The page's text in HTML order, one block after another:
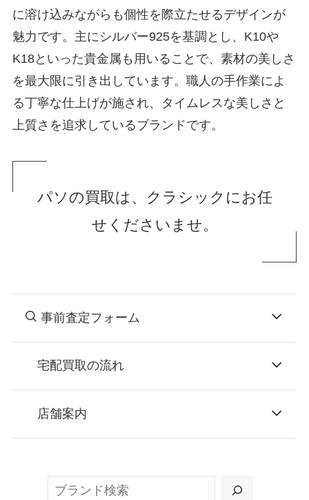
に溶け込みながらも個性を際立たせるデザインが
魅力です。主にシルバー925を基調とし、K10や
K18といった貴金属も用いることで、素材の美しさ
を最大限に引き出しています。職人の手作業によ
る丁寧な仕上げが施され、タイムレスな美しさと
上質さを追求しているブランドです。
パソの買取は、クラシックにお任
せくださいませ。
事前査定フォーム
宅配買取の流れ
お申込み
店舗案内